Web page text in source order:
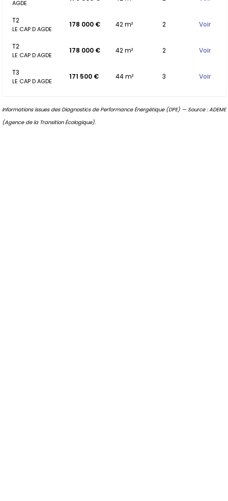
AGDE
T2
LE CAP D AGDE
178 000 € 42 m² 2 Voir
T2
LE CAP D AGDE
178 000 € 42 m² 2 Voir
T3
LE CAP D AGDE
171 500 € 44 m² 3 Voir
Informations issues des Diagnostics de Performance Énergétique (DPE) — Source : ADEME
(Agence de la Transition Écologique).